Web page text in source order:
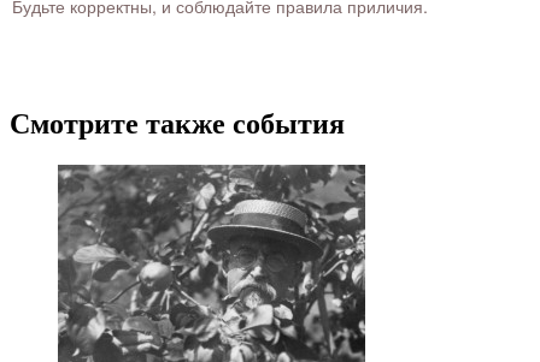
Будьте корректны, и соблюдайте правила приличия.
Смотрите также события